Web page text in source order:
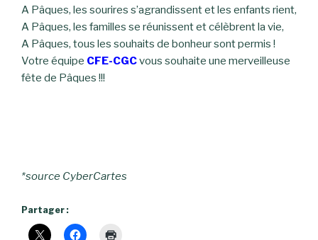
A Pâques, les sourires s’agrandissent et les enfants rient,
A Pâques, les familles se réunissent et célèbrent la vie,
A Pâques, tous les souhaits de bonheur sont permis !
Votre équipe CFE-CGCvous souhaite une merveilleuse
fête de Pâques !!!
*source CyberCartes
Partager :